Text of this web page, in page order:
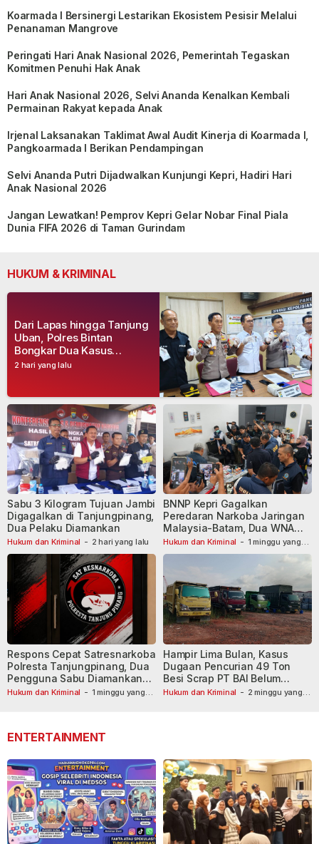
Koarmada I Bersinergi Lestarikan Ekosistem Pesisir Melalui
Penanaman Mangrove
Peringati Hari Anak Nasional 2026, Pemerintah Tegaskan
Komitmen Penuhi Hak Anak
Hari Anak Nasional 2026, Selvi Ananda Kenalkan Kembali
Permainan Rakyat kepada Anak
Irjenal Laksanakan Taklimat Awal Audit Kinerja di Koarmada I,
Pangkoarmada I Berikan Pendampingan
Selvi Ananda Putri Dijadwalkan Kunjungi Kepri, Hadiri Hari
Anak Nasional 2026
Jangan Lewatkan! Pemprov Kepri Gelar Nobar Final Piala
Dunia FIFA 2026 di Taman Gurindam
HUKUM & KRIMINAL
2 hari yang lalu
Dari Lapas hingga Tanjung
Uban, Polres Bintan
Bongkar Dua Kasus
Narkoba, Empat Tersangka
Hukum dan Kriminal - 2 hari yang lalu
Sabu 3 Kilogram Tujuan Jambi
Digagalkan di Tanjungpinang,
Dua Pelaku Diamankan
Hukum dan Kriminal - 1 minggu yang
BNNP Kepri Gagalkan
Peredaran Narkoba Jaringan
Malaysia-Batam, Dua WNA
Masih Diburu
Hukum dan Kriminal - 1 minggu yang
Respons Cepat Satresnarkoba
Polresta Tanjungpinang, Dua
Pengguna Sabu Diamankan
Usai Dilaporkan ke Call Center
Hukum dan Kriminal - 2 minggu yang
Hampir Lima Bulan, Kasus
Dugaan Pencurian 49 Ton
Besi Scrap PT BAI Belum
Tetapkan Tersangka
ENTERTAINMENT